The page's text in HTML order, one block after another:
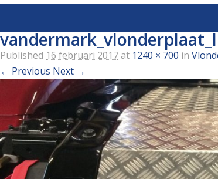
Published 16 februari 2017at 1240 × 700 in
← Previous Next →